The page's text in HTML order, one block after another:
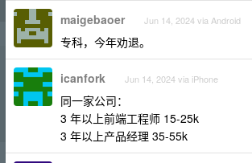
maigebaoer Jun 14, 2024 via Android
专科，今年劝退。
icanfork Jun 14, 2024 via iPhone
同一家公司：
3 年以上前端工程师 15-25k
3 年以上产品经理 35-55k